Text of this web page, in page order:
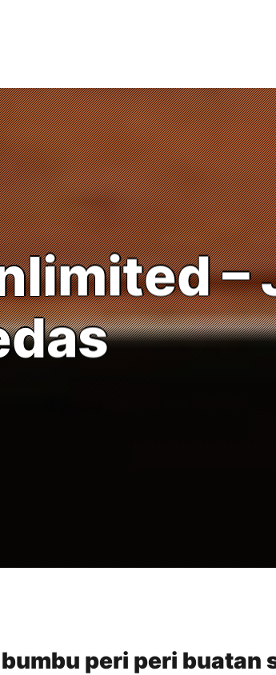
–
bumbu peri peri buatan